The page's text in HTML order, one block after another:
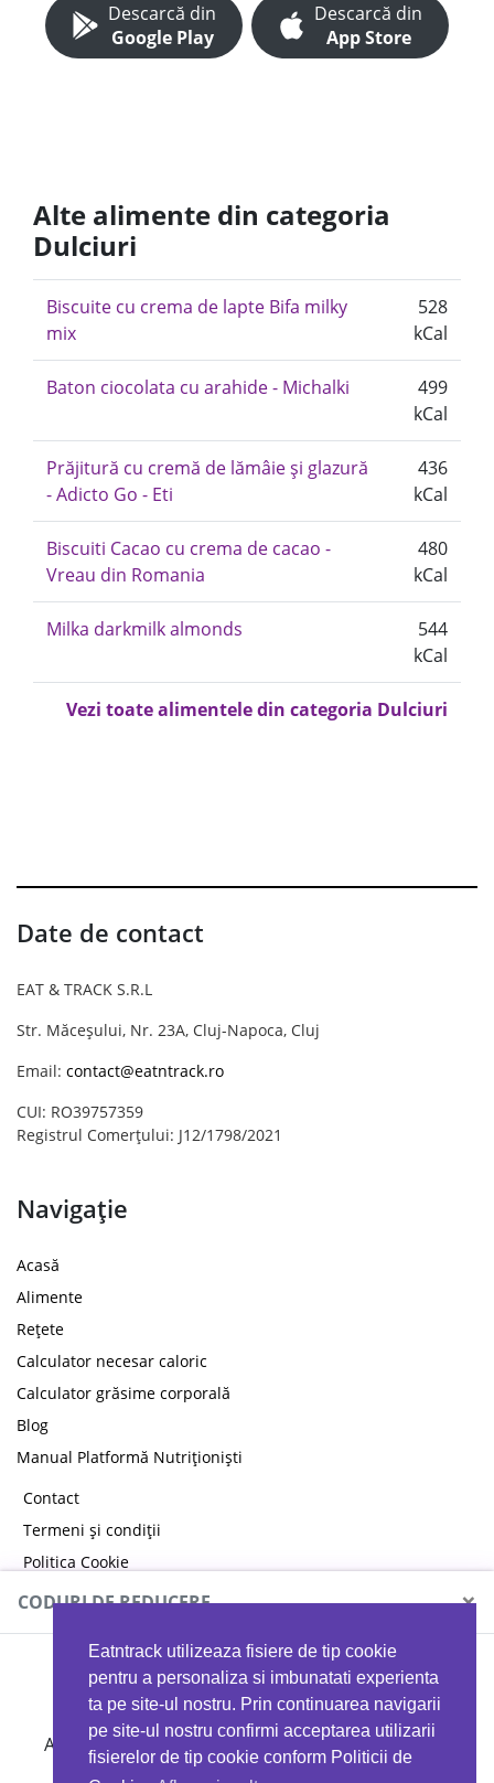
Eatntrack utilizeaza fisiere de tip cookie
pentru a personaliza si imbunatati experienta
ta pe site-ul nostru. Prin continuarea navigarii
pe site-ul nostru confirmi acceptarea utilizarii
fisierelor de tip cookie conform Politicii de
Descarcă din
Google Play
Descarcă din
App Store
Alte alimente din categoria
Dulciuri
Biscuite cu crema de lapte Bifa milky
mix
528
kCal
Baton ciocolata cu arahide - Michalki
499
kCal
Prăjitură cu cremă de lămâie și glazură
- Adicto Go - Eti
436
kCal
Biscuiti Cacao cu crema de cacao -
Vreau din Romania
480
kCal
Milka darkmilk almonds
544
kCal
Vezi toate alimentele din categoria Dulciuri
Date de contact
EAT & TRACK S.R.L
Str. Măceșului, Nr. 23A, Cluj-Napoca, Cluj
Email: contact@eatntrack.ro
CUI: RO39757359
Registrul Comerțului: J12/1798/2021
Navigație
Acasă
Alimente
Rețete
Calculator necesar caloric
Calculator grăsime corporală
Blog
Manual Platformă Nutriționiști
Contact
Termeni și condiții
Politica Cookie
Politica de confidențialitate
CODURI DE REDUCERE ×
MYPROTEIN
Ai 40%reducere la orice comandă folosind codul
EATTRACK